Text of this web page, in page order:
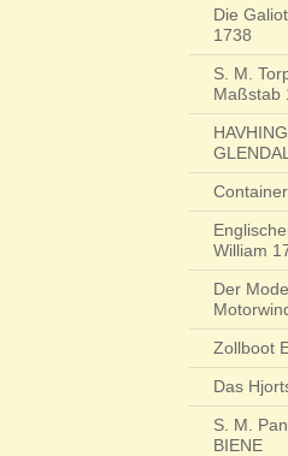
Die
1738
S. M.
Maßstab
William
Der
Zollboot
Das
S. M.
BIENE